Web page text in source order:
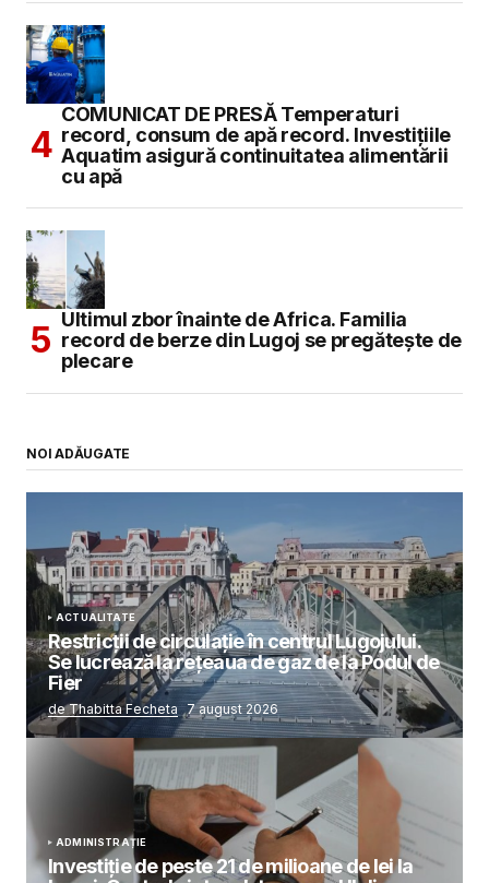
COMUNICAT DE PRESĂ Temperaturi
record, consum de apă record. Investițiile
Aquatim asigură continuitatea alimentării
cu apă
Ultimul zbor înainte de Africa. Familia
record de berze din Lugoj se pregătește de
plecare
NOI ADĂUGATE
ACTUALITATE
Restricții de circulație în centrul Lugojului.
Se lucrează la rețeaua de gaz de la Podul de
Fier
de Thabitta Fecheta 7 august 2026
ADMINISTRAȚIE
Investiție de peste 21 de milioane de lei la